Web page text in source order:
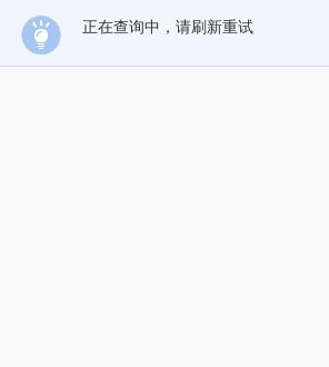
正在查询中，请刷新重试